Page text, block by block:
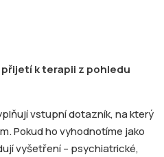
k terapii z pohledu
vstupní dotazník, na který
Pokud ho vyhodnotíme jako
vyšetření – psychiatrické,